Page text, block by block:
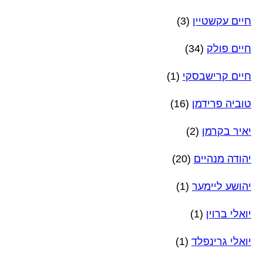
חיים עקשטיין (3)
חיים פולק (34)
חיים קרישבסקי (1)
טוביה פרידמן (16)
יאיר בקרמן (2)
יהודה מנהיים (20)
יהושע ליימער (1)
יואלי ברוין (1)
יואלי גרינפלד (1)